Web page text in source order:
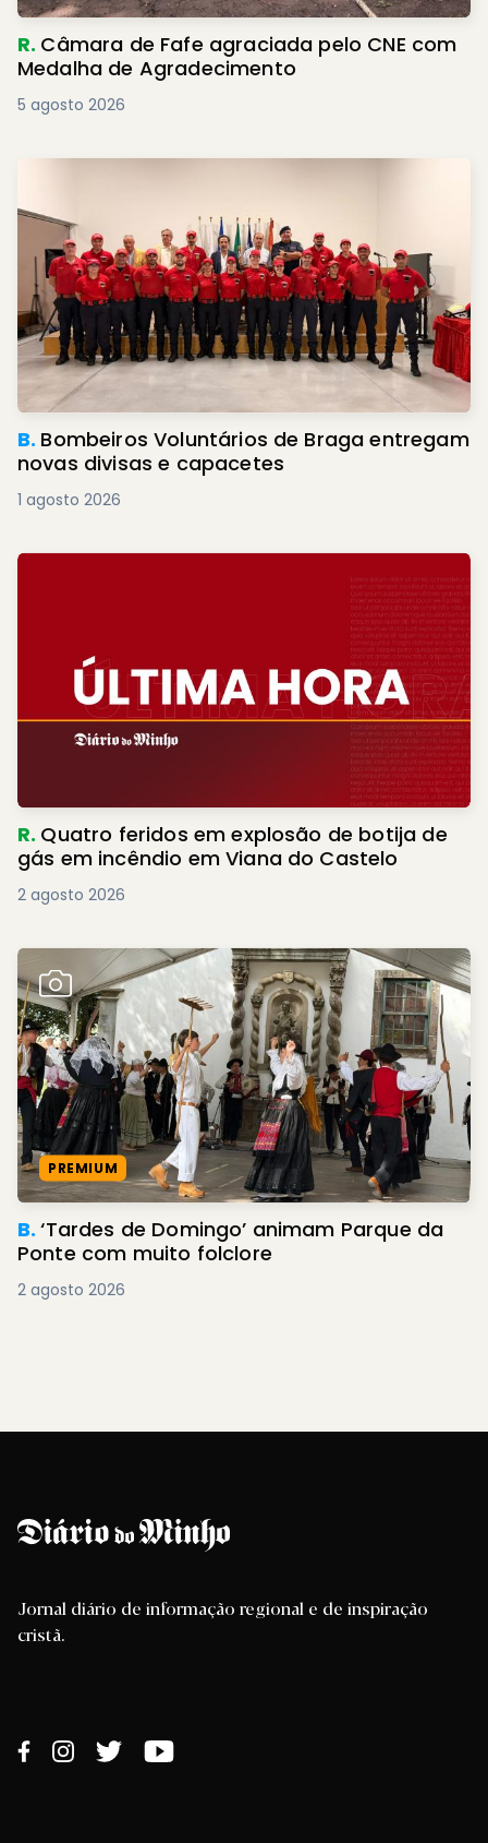
R. Câmara de Fafe agraciada pelo CNE com
Medalha de Agradecimento
5 agosto 2026
B. Bombeiros Voluntários de Braga entregam
novas divisas e capacetes
1 agosto 2026
R. Quatro feridos em explosão de botija de
gás em incêndio em Viana do Castelo
2 agosto 2026
PREMIUM
B.‘Tardes de Domingo’ animam Parque da
Ponte com muito folclore
2 agosto 2026
Jornal diário de informação regional e de inspiração
cristã.